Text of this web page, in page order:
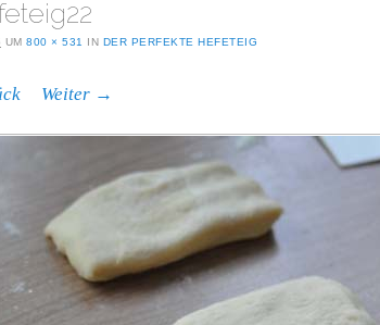
UM800 × 531 IN DER PERFEKTE HEFETEIG
Weiter →